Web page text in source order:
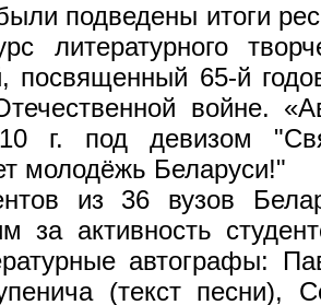
подведены итоги
литературного
посвященный 65-й
войне.
г. под девизом
молодёжь Беларуси!"
из 36 вузов
за активность
автографы:
(текст песни),